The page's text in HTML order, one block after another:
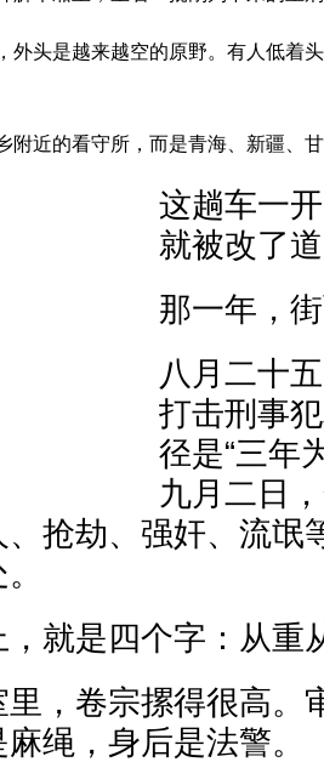
外头是越来越空的原野。有人低着
附近的看守所，而是青海、新疆、
这趟车一
就被改了
那一年，
八月二十
打击刑事
径是“三年
九月二日
抢劫、强奸、流氓
就是四个字：从重
，卷宗摞得很高。
绳，身后是法警。